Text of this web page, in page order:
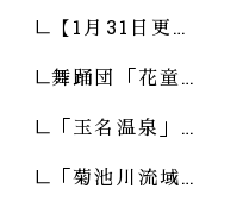
【1月31日更…
舞踊団「花童…
「玉名温泉」…
「菊池川流域…